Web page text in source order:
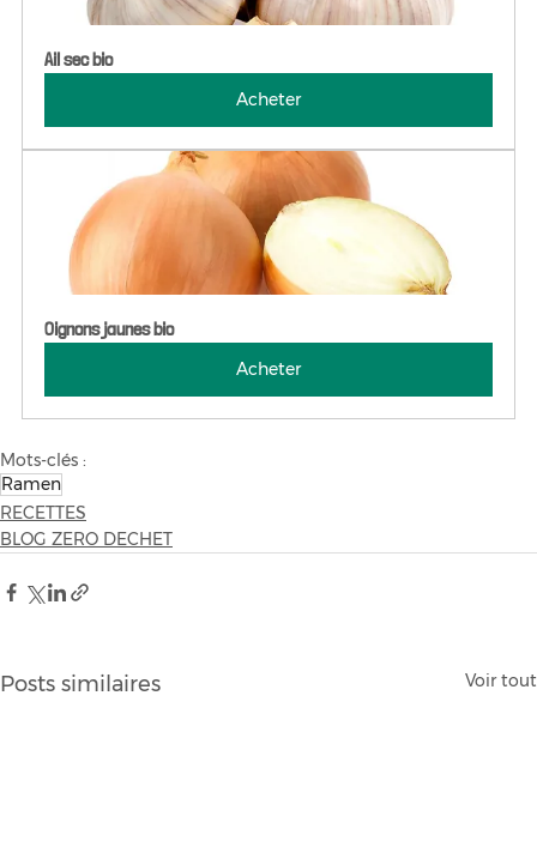
Ail sec bio
Acheter
Oignons jaunes bio
Acheter
Mots-clés :
Ramen
RECETTES
BLOG ZERO DECHET
Posts similaires Voir tout